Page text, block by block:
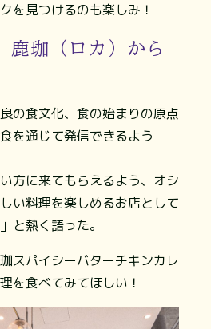
を見つけるのも楽しみ！
鹿珈（ロカ）から
の食文化、食の始まりの原点
を通じて発信できるよう
方に来てもらえるよう、オシ
い料理を楽しめるお店として
と熱く語った。
スパイシーバターチキンカレ
を食べてみてほしい！